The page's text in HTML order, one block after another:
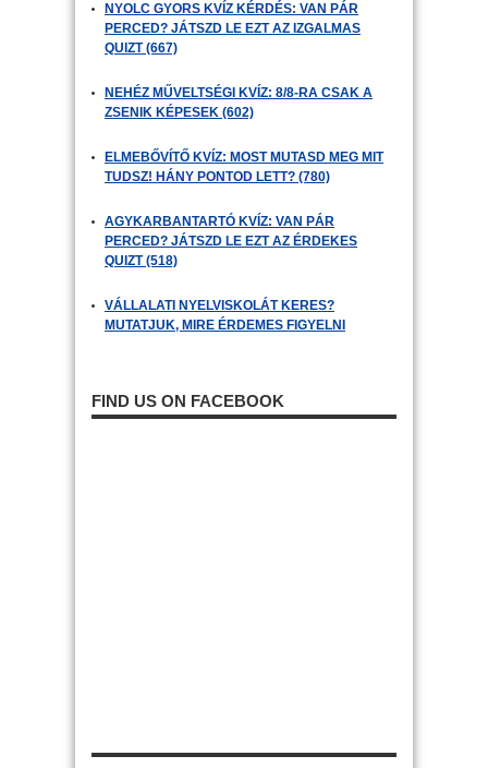
NYOLC GYORS KVÍZ KÉRDÉS: VAN PÁR
PERCED? JÁTSZD LE EZT AZ IZGALMAS
QUIZT (667)
NEHÉZ MŰVELTSÉGI KVÍZ: 8/8-RA CSAK A
ZSENIK KÉPESEK (602)
ELMEBŐVÍTŐ KVÍZ: MOST MUTASD MEG MIT
TUDSZ! HÁNY PONTOD LETT? (780)
AGYKARBANTARTÓ KVÍZ: VAN PÁR
PERCED? JÁTSZD LE EZT AZ ÉRDEKES
QUIZT (518)
VÁLLALATI NYELVISKOLÁT KERES?
MUTATJUK, MIRE ÉRDEMES FIGYELNI
FIND US ON FACEBOOK